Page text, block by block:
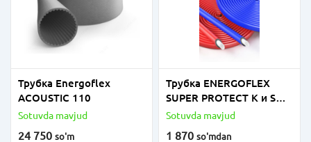
Трубка Energoflex
ACOUSTIC 110
Sotuvda mavjud
24 750 so'm
Трубка ENERGOFLEX
SUPER PROTECT K и S
толщиной 4мм, 6мм и
Sotuvda mavjud
1 870 so'mdan